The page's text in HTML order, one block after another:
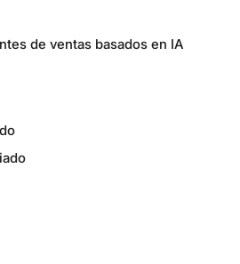
de ventas basados en IA